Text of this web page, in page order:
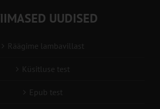
UUDISED
Räägime lambavillast
Küsitluse test
Epub test